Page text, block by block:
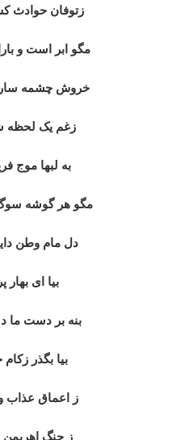
زتوفان حوادث
مگو ابر است و
خروش چشمه
زغم یک لحظه
به لبها موج
مگو هر گوشه
دل مام وطن
بیا ای
بنه بر دست
بیا بگذر
ز اعماق عذاب
ز چنگ اهریمن